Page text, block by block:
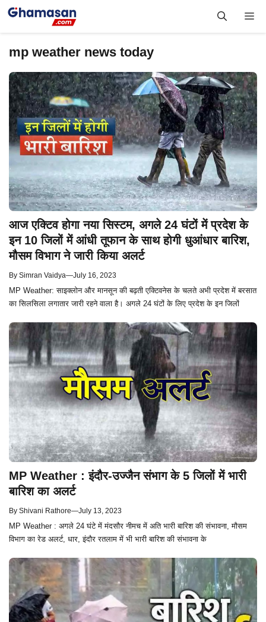
Skip
mp weather news today
आज एक्टिव होगा नया सिस्टम, अगले 24 घंटों में प्रदेश के
इन 10 जिलों में आंधी तूफान के साथ होगी धुआंधार बारिश,
मौसम विभाग ने जारी किया अलर्ट
By Simran Vaidya—July 16, 2023
MP Weather: साइक्लोन और मानसून की बढ़ती एक्टिवनेस के चलते अभी प्रदेश में बरसात
का सिलसिला लगातार जारी रहने वाला है। अगले 24 घंटों के लिए प्रदेश के इन जिलों
MP Weather : इंदौर-उज्जैन संभाग के 5 जिलों में भारी
बारिश का अलर्ट
By Shivani Rathore—July 13, 2023
MP Weather : अगले 24 घंटे में मंदसौर नीमच में अति भारी बारिश की संभावना, मौसम
विभाग का रेड अलर्ट, धार, इंदौर रतलाम में भी भारी बारिश की संभावना के